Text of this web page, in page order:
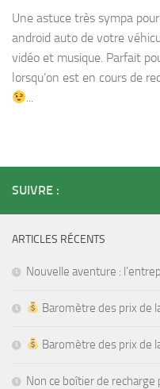
Une astuce très sympa
android auto de votre
vidéo et musique. Parfait
lorsqu’on est en cours de
...
SUIVRE :
ARTICLES RÉCENTS
Nouvelle aventure :
Baromètre des prix de
Baromètre des prix de
Non ce boîtier de recharge